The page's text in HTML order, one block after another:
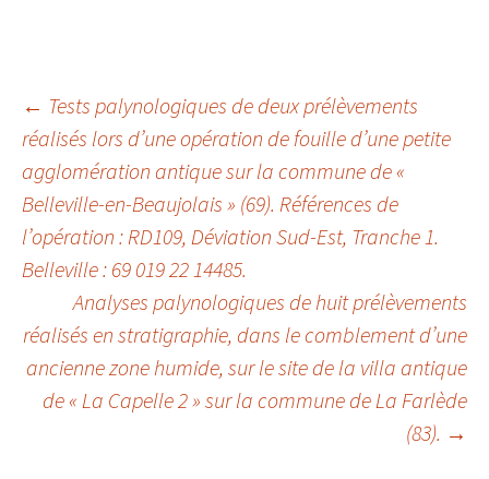
Navigation
des
articles
← Tests palynologiques de deux prélèvements
réalisés lors d’une opération de fouille d’une petite
agglomération antique sur la commune de «
Belleville-en-Beaujolais » (69). Références de
l’opération : RD109, Déviation Sud-Est, Tranche 1.
Belleville : 69 019 22 14485.
Analyses palynologiques de huit prélèvements
réalisés en stratigraphie, dans le comblement d’une
ancienne zone humide, sur le site de la villa antique
de « La Capelle 2 » sur la commune de La Farlède
(83). →